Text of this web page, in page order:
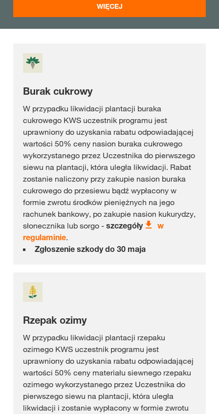
WIĘCEJ
Burak cukrowy
W przypadku likwidacji plantacji buraka
cukrowego KWS uczestnik programu jest
uprawniony do uzyskania rabatu odpowiadającej
wartości 50% ceny nasion buraka cukrowego
wykorzystanego przez Uczestnika do pierwszego
siewu na plantacji, która uległa likwidacji. Rabat
zostanie naliczony przy zakupie nasion buraka
cukrowego do przesiewu bądź wypłacony w
formie zwrotu środków pieniężnych na jego
rachunek bankowy, po zakupie nasion kukurydzy,
słonecznika lub sorgo - szczegóły
w
regulaminie.
Zgłoszenie szkody do 30 maja
Rzepak ozimy
W przypadku likwidacji plantacji rzepaku
ozimego KWS uczestnik programu jest
uprawniony do uzyskania rabatu odpowiadającej
wartości 50% ceny materiału siewnego rzepaku
ozimego wykorzystanego przez Uczestnika do
pierwszego siewu na plantacji, która uległa
likwidacji i zostanie wypłacony w formie zwrotu